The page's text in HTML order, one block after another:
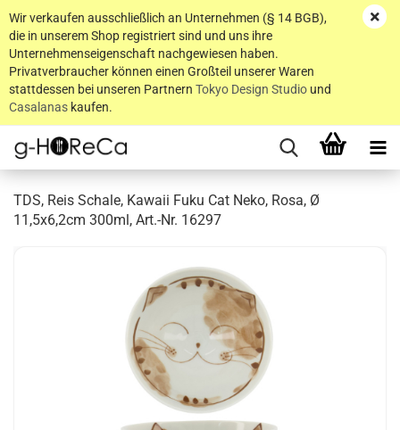
Wir verkaufen ausschließlich an Unternehmen (§ 14 BGB),
die in unserem Shop registriert sind und uns ihre
Unternehmenseigenschaft nachgewiesen haben.
Privatverbraucher können einen Großteil unserer Waren
stattdessen bei unseren Partnern Tokyo Design Studio und
Casalanas kaufen.
TDS, Reis Schale, Kawaii Fuku Cat Neko, Rosa, Ø
11,5x6,2cm 300ml, Art.-Nr. 16297